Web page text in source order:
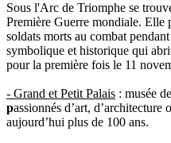
Sous l'Arc de Triomphe se
Première Guerre mondiale. Elle
soldats morts au combat
symbolique et historique qui
pour la première fois le 11
- Grand et Petit Palais : musée
passionnés d’art, d’architecture
aujourd’hui plus de 100 ans.